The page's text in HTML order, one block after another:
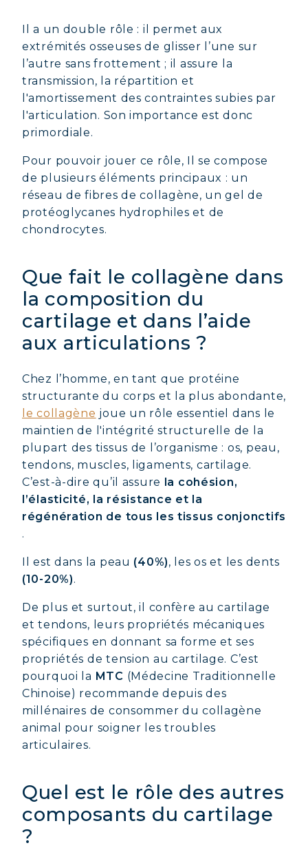
Il a un double rôle : il permet aux
extrémités osseuses de glisser l’une sur
l’autre sans frottement ; il assure la
transmission, la répartition et
l'amortissement des contraintes subies par
l'articulation. Son importance est donc
primordiale.
Pour pouvoir jouer ce rôle, Il se compose
de plusieurs éléments principaux : un
réseau de fibres de collagène, un gel de
protéoglycanes hydrophiles et de
chondrocytes.
Que fait le collagène dans
la composition du
cartilage et dans l’aide
aux articulations ?
Chez l’homme, en tant que protéine
structurante du corps et la plus abondante,
le collagène joue un rôle essentiel dans le
maintien de l'intégrité structurelle de la
plupart des tissus de l’organisme : os, peau,
tendons, muscles, ligaments, cartilage.
C’est-à-dire qu’il assure
la cohésion,
l’élasticité, la résistance et la
régénération de tous les tissus conjonctifs
.
Il est dans la peau (40%), les os et les dents
(10-20%).
De plus et surtout, il confère au cartilage
et tendons, leurs propriétés mécaniques
spécifiques en donnant sa forme et ses
propriétés de tension au cartilage. C’est
pourquoi la MTC (Médecine Traditionnelle
Chinoise) recommande depuis des
millénaires de consommer du collagène
animal pour soigner les troubles
articulaires.
Quel est le rôle des autres
composants du cartilage
?